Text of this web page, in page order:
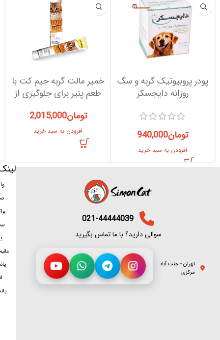
پودر پروبیوتیک گربه و سگ
روزانه دایجسکر
تومان940,000
افزودن به سبد خرید
خمیر مالت گربه جیم کت با
طعم پنیر برای جلوگیری از
تومان2,015,000
افزودن به سبد خرید
021-44444039
سوالی دارید؟ با ما تماس بگیرید
تهران - جنت آباد
مرکزی